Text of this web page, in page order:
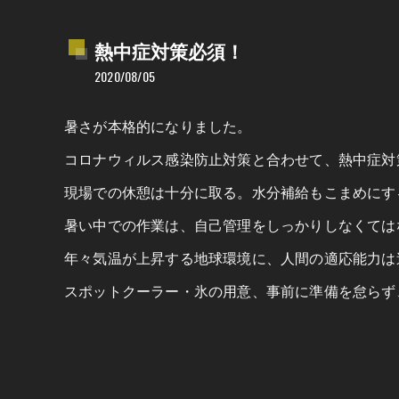
熱中症対策必須！
2020/08/05
暑さが本格的になりました。
コロナウィルス感染防止対策と合わせて、熱中症対
現場での休憩は十分に取る。水分補給もこまめに
暑い中での作業は、自己管理をしっかりしなくては
年々気温が上昇する地球環境に、人間の適応能力は
スポットクーラー・氷の用意、事前に準備を怠ら